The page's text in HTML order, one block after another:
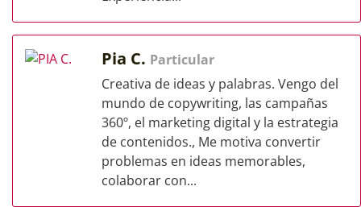
Pia C. Particular
Creativa de ideas y palabras. Vengo del
mundo de copywriting, las campañas
360º, el marketing digital y la estrategia
de contenidos., Me motiva convertir
problemas en ideas memorables,
colaborar con...